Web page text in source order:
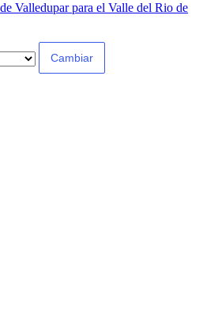
Valledupar para el Valle del Rio de